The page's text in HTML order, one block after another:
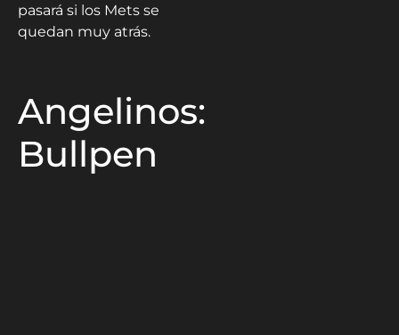
pasará si los Mets se
quedan muy atrás.
Angelinos:
Bullpen